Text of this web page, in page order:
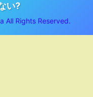
い?
Rights Reserved.